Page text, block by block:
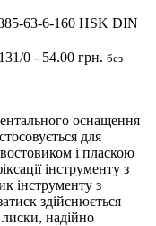
63-6-160 HSK DIN
0 - 54.00 грн. без
оснащення
для
і пласкою
інструменту з
інструменту з
здійснюється
надійно